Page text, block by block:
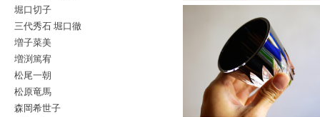
堀口切子
三代秀石 堀口徹
増子菜美
増渕篤宥
松尾一朝
松原竜馬
森岡希世子